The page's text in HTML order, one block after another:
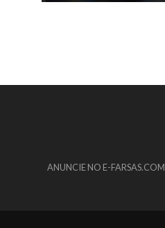
ANUNCIE NO E-FARSAS.COM